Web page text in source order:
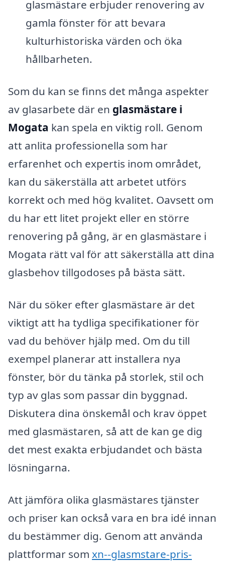
glasmästare erbjuder renovering av
gamla fönster för att bevara
kulturhistoriska värden och öka
hållbarheten.
Som du kan se finns det många aspekter
av glasarbete där en glasmästare i
Mogata kan spela en viktig roll. Genom
att anlita professionella som har
erfarenhet och expertis inom området,
kan du säkerställa att arbetet utförs
korrekt och med hög kvalitet. Oavsett om
du har ett litet projekt eller en större
renovering på gång, är en glasmästare i
Mogata rätt val för att säkerställa att dina
glasbehov tillgodoses på bästa sätt.
När du söker efter glasmästare är det
viktigt att ha tydliga specifikationer för
vad du behöver hjälp med. Om du till
exempel planerar att installera nya
fönster, bör du tänka på storlek, stil och
typ av glas som passar din byggnad.
Diskutera dina önskemål och krav öppet
med glasmästaren, så att de kan ge dig
det mest exakta erbjudandet och bästa
lösningarna.
Att jämföra olika glasmästares tjänster
och priser kan också vara en bra idé innan
du bestämmer dig. Genom att använda
plattformar som xn--glasmstare-pris-